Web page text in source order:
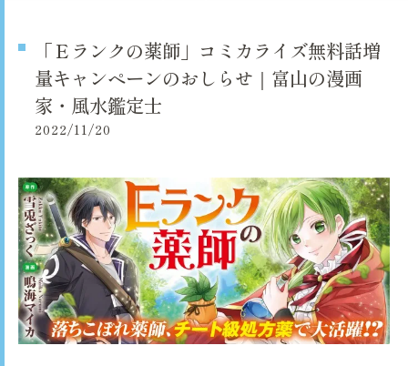
「Ｅランクの薬師」コミカライズ無料話増
量キャンペーンのおしらせ｜富山の漫画
家・風水鑑定士
2022/11/20